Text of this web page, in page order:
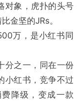
对象，虎扑的头号
金坚的JRs。
万，是小红书同
分之一，同在一份
小红书，竞争不过
降级，变成一款